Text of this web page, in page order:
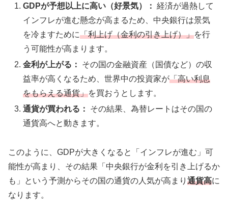
GDPが予想以上に高い（好景気）： 経済が過熱して
インフレが進む懸念が高まるため、中央銀行は景気
を冷ますために「利上げ（金利の引き上げ）」を行
う可能性が高まります。
金利が上がる：
その国の金融資産（国債など）の収
益率が高くなるため、世界中の投資家が「高い利息
をもらえる通貨」を買おうとします。
通貨が買われる：
その結果、為替レートはその国の
通貨高へと動きます。
このように、GDPが大きくなると「インフレが進む」可
能性が高まり、その結果「中央銀行が金利を引き上げるか
も」という予測からその国の通貨の人気が高まり 通貨高に
なります。